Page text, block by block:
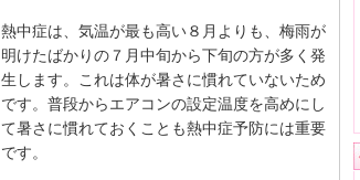
熱中症は、気温が最も高い８月よりも、梅雨が
明けたばかりの７月中旬から下旬の方が多く発
生します。これは体が暑さに慣れていないため
です。普段からエアコンの設定温度を高めにし
て暑さに慣れておくことも熱中症予防には重要
です。